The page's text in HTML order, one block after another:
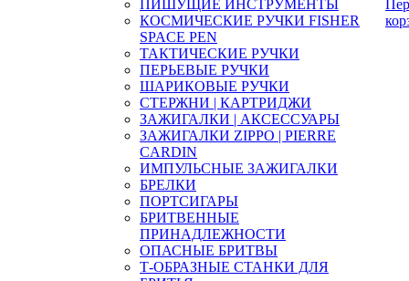
ПИШУЩИЕ ИНСТРУМЕНТЫ
КОСМИЧЕСКИЕ РУЧКИ FISHER
SPACE PEN
ТАКТИЧЕСКИЕ РУЧКИ
ПЕРЬЕВЫЕ РУЧКИ
ШАРИКОВЫЕ РУЧКИ
СТЕРЖНИ | КАРТРИДЖИ
ЗАЖИГАЛКИ | АКСЕССУАРЫ
ЗАЖИГАЛКИ ZIPPO | PIERRE
CARDIN
ИМПУЛЬСНЫЕ ЗАЖИГАЛКИ
БРЕЛКИ
ПОРТСИГАРЫ
БРИТВЕННЫЕ
ПРИНАДЛЕЖНОСТИ
ОПАСНЫЕ БРИТВЫ
Т-ОБРАЗНЫЕ СТАНКИ ДЛЯ